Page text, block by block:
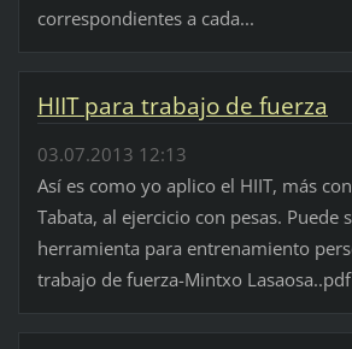
correspondientes a cada...
HIIT para trabajo de fuerza
03.07.2013 12:13
Así es como yo aplico el HIIT, más
Tabata, al ejercicio con pesas. Puede
herramienta para entrenamiento
trabajo de fuerza-Mintxo